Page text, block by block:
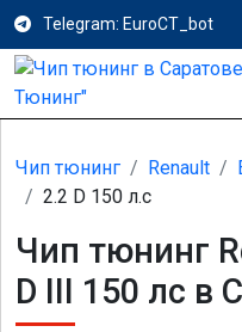
Telegram: EuroCT_bot
Чип тюнинг Renault
2.2 D 150 л.с
Чип тюнинг
D III 150 лс в